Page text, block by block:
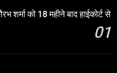
शर्मा को 18 महीने बाद हाईकोर्ट से
01